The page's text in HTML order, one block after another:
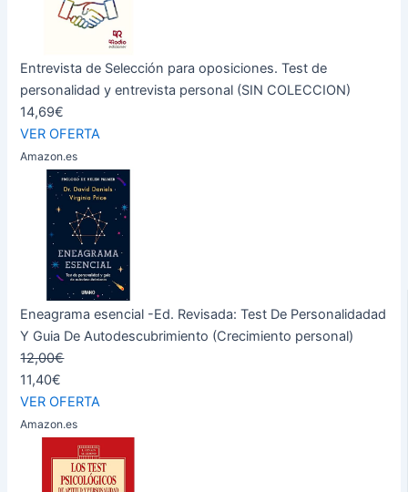
Entrevista de Selección para oposiciones. Test de
personalidad y entrevista personal (SIN COLECCION)
14,69€
VER OFERTA
Amazon.es
Eneagrama esencial -Ed. Revisada: Test De Personalidadad
Y Guia De Autodescubrimiento (Crecimiento personal)
12,00€
11,40€
VER OFERTA
Amazon.es